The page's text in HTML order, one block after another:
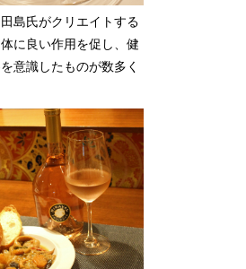
島氏がクリエイトする
に良い作用を促し、健
意識したものが数多く